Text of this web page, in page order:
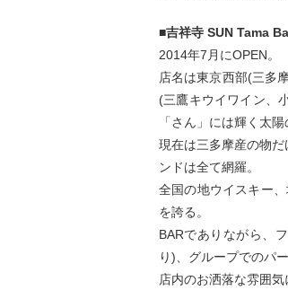
■吉祥寺 SUN Tama
2014年7月にOPEN。
店名は東京西部(三多
(三鷹キウイワイン、
「さん」には輝く太
現在は三多摩産の物
ンドは全て網羅。
全国の地ウイスキー
を誇る。
BARでありながら、
り)、グループでのパ
店内のお洒落な雰囲